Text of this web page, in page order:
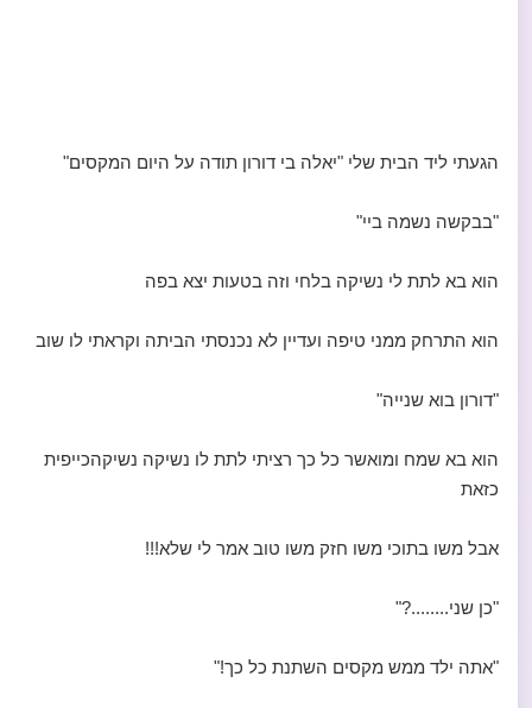
הגעתי ליד הבית שלי "יאלה בי דורון תודה על היום המקסים"
"בבקשה נשמה ביי"
הוא בא לתת לי נשיקה בלחי וזה בטעות יצא בפה
הוא התרחק ממני טיפה ועדיין לא נכנסתי הביתה וקראתי לו שוב
"דורון בוא שנייה"
הוא בא שמח ומואשר כל כך רציתי לתת לו נשיקה נשיקהכייפית
כזאת
אבל משו בתוכי משו חזק משו טוב אמר לי שלא!!!
"כן שני........?"
"אתה ילד ממש מקסים השתנת כל כך!"